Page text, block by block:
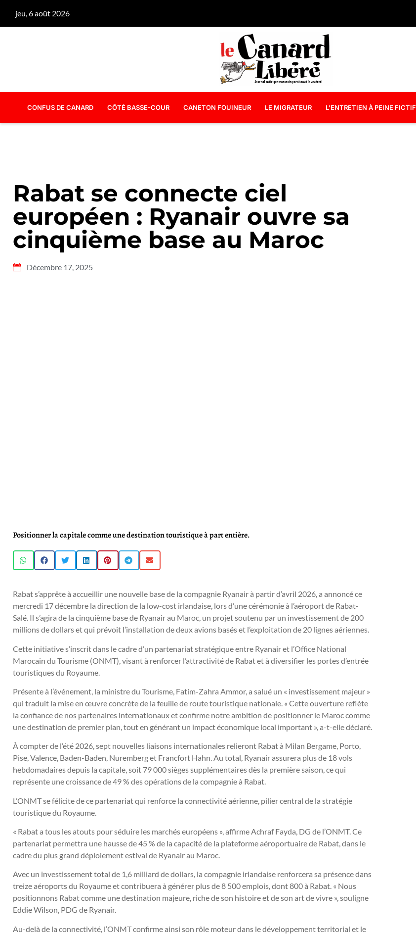
jeu, 6 août 2026
CONFUS DE CANARD CÔTÉ BASSE-COUR CANETON FOUINEUR LE MIGRATEUR L’ENTRETIEN À PEINE FICTIF
Rabat se connecte ciel
européen : Ryanair ouvre sa
cinquième base au Maroc
Décembre 17, 2025
Positionner la capitale comme une destination touristique à part entière.
Rabat s’apprête à accueillir une nouvelle base de la compagnie Ryanair à partir d’avril 2026, a annoncé ce
mercredi 17 décembre la direction de la low-cost irlandaise, lors d’une cérémonie à l’aéroport de Rabat-
Salé. Il s’agira de la cinquième base de Ryanair au Maroc, un projet soutenu par un investissement de 200
millions de dollars et qui prévoit l’installation de deux avions basés et l’exploitation de 20 lignes aériennes.
Cette initiative s’inscrit dans le cadre d’un partenariat stratégique entre Ryanair et l’Office National
Marocain du Tourisme (ONMT), visant à renforcer l’attractivité de Rabat et à diversifier les portes d’entrée
touristiques du Royaume.
Présente à l’événement, la ministre du Tourisme, Fatim-Zahra Ammor, a salué un « investissement majeur »
qui traduit la mise en œuvre concrète de la feuille de route touristique nationale. « Cette ouverture reflète
la confiance de nos partenaires internationaux et confirme notre ambition de positionner le Maroc comme
une destination de premier plan, tout en générant un impact économique local important », a-t-elle déclaré.
À compter de l’été 2026, sept nouvelles liaisons internationales relieront Rabat à Milan Bergame, Porto,
Pise, Valence, Baden-Baden, Nuremberg et Francfort Hahn. Au total, Ryanair assurera plus de 18 vols
hebdomadaires depuis la capitale, soit 79 000 sièges supplémentaires dès la première saison, ce qui
représente une croissance de 49 % des opérations de la compagnie à Rabat.
L’ONMT se félicite de ce partenariat qui renforce la connectivité aérienne, pilier central de la stratégie
touristique du Royaume.
« Rabat a tous les atouts pour séduire les marchés européens », affirme Achraf Fayda, DG de l’ONMT. Ce
partenariat permettra une hausse de 45 % de la capacité de la plateforme aéroportuaire de Rabat, dans le
cadre du plus grand déploiement estival de Ryanair au Maroc.
Avec un investissement total de 1,6 milliard de dollars, la compagnie irlandaise renforcera sa présence dans
treize aéroports du Royaume et contribuera à générer plus de 8 500 emplois, dont 800 à Rabat. « Nous
positionnons Rabat comme une destination majeure, riche de son histoire et de son art de vivre », souligne
Eddie Wilson, PDG de Ryanair.
Au-delà de la connectivité, l’ONMT confirme ainsi son rôle moteur dans le développement territorial et le